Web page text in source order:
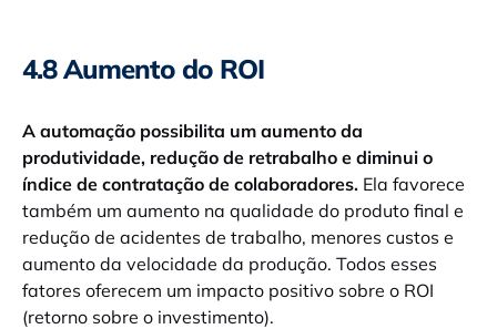
4.8 Aumento do ROI
A automação possibilita um aumento da
produtividade, redução de retrabalho e diminui o
índice de contratação de colaboradores. Ela favorece
também um aumento na qualidade do produto final e
redução de acidentes de trabalho, menores custos e
aumento da velocidade da produção. Todos esses
fatores oferecem um impacto positivo sobre o ROI
(retorno sobre o investimento).